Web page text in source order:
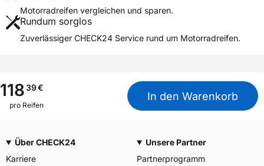
Motorradreifen vergleichen und sparen.
Rundum sorglos
Zuverlässiger CHECK24 Service rund um Motorradreifen.
11839€
pro Reifen
In den Warenkorb
Über CHECK24
Karriere
Unsere Partner
Partnerprogramm